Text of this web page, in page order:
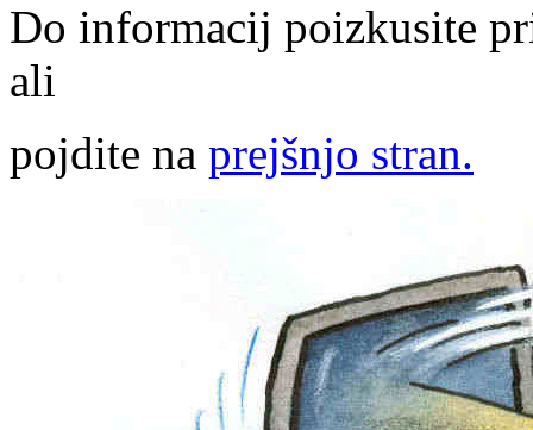
Do informacij poizkusite
ali
pojdite na prejšnjo stran.